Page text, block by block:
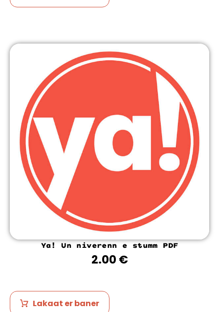
Ya! Un niverenn e stumm PDF
2.00 €
Lakaat er baner